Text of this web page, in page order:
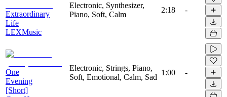
Extraordinary
Life
LEXMusic
Electronic, Synthesizer,
Piano, Soft, Calm
2:18 -
One
Evening
[Short]
Electronic, Strings, Piano,
Soft, Emotional, Calm, Sad
1:00 -